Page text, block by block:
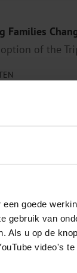
goede
van
Als u op de
video's
Families
of the
proefschrift
P programma
Positief